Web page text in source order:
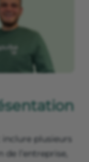
plusieurs
l’entreprise,